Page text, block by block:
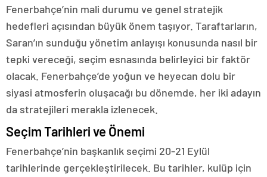
Fenerbahçe’nin mali durumu ve genel stratejik
hedefleri açısından büyük önem taşıyor. Taraftarların,
Saran’ın sunduğu yönetim anlayışı konusunda nasıl bir
tepki vereceği, seçim esnasında belirleyici bir faktör
olacak. Fenerbahçe’de yoğun ve heyecan dolu bir
siyasi atmosferin oluşacağı bu dönemde, her iki adayın
da stratejileri merakla izlenecek.
Seçim Tarihleri ve Önemi
Fenerbahçe’nin başkanlık seçimi 20-21 Eylül
tarihlerinde gerçekleştirilecek. Bu tarihler, kulüp için